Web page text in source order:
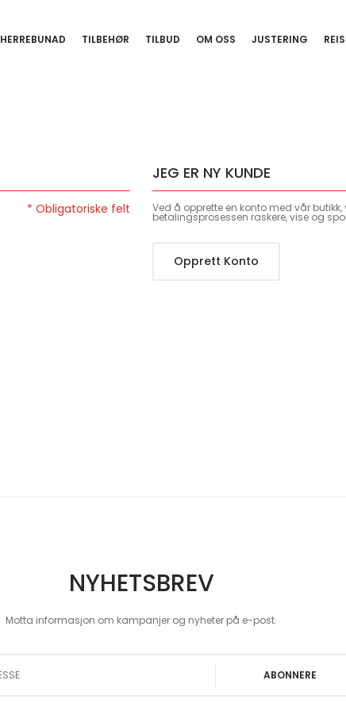
HERREBUNAD TILBEHØR TILBUD OM OSS JUSTERING
JEG ER NY KUNDE
Ved å opprette en konto med vår
betalingsprosessen raskere, vise og
Opprett Konto
NYHETSBREV
Motta informasjon om kampanjer og nyheter på e-post.
ABONNERE